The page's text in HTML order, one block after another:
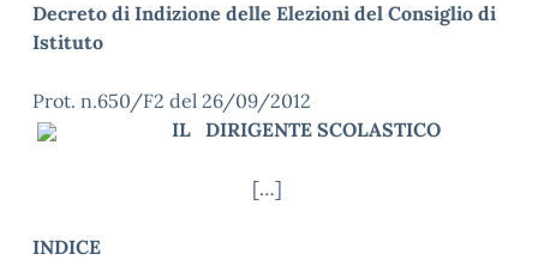
Decreto di Indizione delle Elezioni del Consiglio di
Istituto
Prot. n.650/F2 del 26/09/2012
IL DIRIGENTE SCOLASTICO
[…]
INDICE